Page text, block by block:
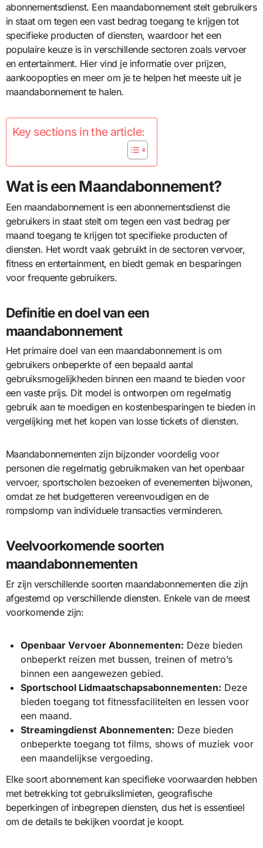
abonnementsdienst. Een maandabonnement stelt gebruikers
in staat om tegen een vast bedrag toegang te krijgen tot
specifieke producten of diensten, waardoor het een
populaire keuze is in verschillende sectoren zoals vervoer
en entertainment. Hier vind je informatie over prijzen,
aankoopopties en meer om je te helpen het meeste uit je
maandabonnement te halen.
Key sections in the article:
Wat is een Maandabonnement?
Een maandabonnement is een abonnementsdienst die
gebruikers in staat stelt om tegen een vast bedrag per
maand toegang te krijgen tot specifieke producten of
diensten. Het wordt vaak gebruikt in de sectoren vervoer,
fitness en entertainment, en biedt gemak en besparingen
voor frequente gebruikers.
Definitie en doel van een
maandabonnement
Het primaire doel van een maandabonnement is om
gebruikers onbeperkte of een bepaald aantal
gebruiksmogelijkheden binnen een maand te bieden voor
een vaste prijs. Dit model is ontworpen om regelmatig
gebruik aan te moedigen en kostenbesparingen te bieden in
vergelijking met het kopen van losse tickets of diensten.
Maandabonnementen zijn bijzonder voordelig voor
personen die regelmatig gebruikmaken van het openbaar
vervoer, sportscholen bezoeken of evenementen bijwonen,
omdat ze het budgetteren vereenvoudigen en de
rompslomp van individuele transacties verminderen.
Veelvoorkomende soorten
maandabonnementen
Er zijn verschillende soorten maandabonnementen die zijn
afgestemd op verschillende diensten. Enkele van de meest
voorkomende zijn:
Openbaar Vervoer Abonnementen: Deze bieden
onbeperkt reizen met bussen, treinen of metro’s
binnen een aangewezen gebied.
Sportschool Lidmaatschapsabonnementen: Deze
bieden toegang tot fitnessfaciliteiten en lessen voor
een maand.
Streamingdienst Abonnementen: Deze bieden
onbeperkte toegang tot films, shows of muziek voor
een maandelijkse vergoeding.
Elke soort abonnement kan specifieke voorwaarden hebben
met betrekking tot gebruikslimieten, geografische
beperkingen of inbegrepen diensten, dus het is essentieel
om de details te bekijken voordat je koopt.